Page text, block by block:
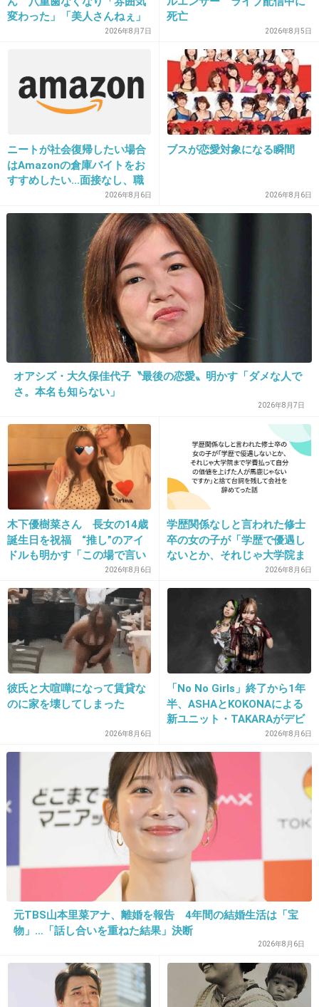
20. 匿名2018/01/08(月) 09:34:23
私、笑福亭鶴瓶の持ち方が苦手。
+235 -16
優木さん、日本人じゃないから納得、行儀が悪
い
出典：up-origin.gc-img.net
+3321
2018/01/08(月) 09:35:08
みっともない！
+1826 -104
2018/01/08(月) 09:35:02
＞「木下優樹菜です。箸づかいが悪いのは言わ
ずもがなですが、唇を閉じずに食べるのでクチ
ャクチャという音が耳障り。さらには、箸を持
つ右肘を極端に上げて食べるのです。料理本を
出したり料理イベントにも呼ばれている彼女で
すが、それ以前の問題でまったく話になりませ
ん」（同）
優樹菜ひどいなｗ
一緒に食事したくない
出典：up.gc-img.net
+2724 -18
私も変な持ち方だったけど子供生まれてから直
した。すぐ治るのにテレビ出る人は直さないん
25. 匿名 2018/01/08(月) 09:35:02
出典：livedoor.blogimg.jp
+2126 -10
変わった」「美人さんねぇ」
「歯列矯正してるんや」2026年8月7日
死亡
2026年8月5日
ニートが社会復帰したい場合
はAmazonの倉庫バイトをお
すすめしたい…面接なし、職
場は綺麗、ドリンクバー無料
→賛否両論、場所によって全
然違う「コンビニバイトの方
がマシ」との声も
2026年8月6日
ブスが恋愛対象になる瞬間
2026年8月6日
オアシズ・大久保佳代子〝最後の恋愛〟明かす「ダメな人で
さ。本名も知らない」
2026年8月7日
木下優樹菜さん 長女の14歳
誕生日を祝福 “推し”のアイ
ドルも明かす「この場で言い
2026年8月6日
学歴関係なしと言われた修士
卒の女の子が「学歴で優遇し
ないとか、それじゃ大学院ま
で学費払って自分の価値を上
げた人が馬鹿じゃないです
か」と捨て台詞を残し会社を
2026年8月6日
彼氏と大喧嘩になって賃貸な
のに家を壊してしまった
2026年8月6日
「No No Girls」終了から1年
半、ASHAとKOKONAによる
新ユニット・TAKARAがデビ
2026年8月6日
元TBS山本里菜アナ、離婚を報告 4年間の結婚生活は「宝
物」…「話し合いを重ねた結果」決断
2026年8月6日